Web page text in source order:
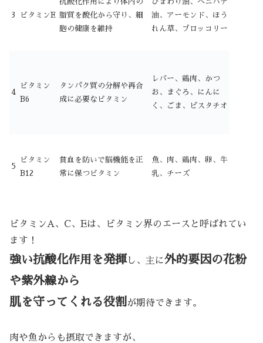
3 ビタミンE
抗酸化作用により体内の
脂質を酸化から守り、細
胞の健康を維持
ひまわり油、ベニバナ
油、アーモンド、ほう
れん草、ブロッコリー
4
ビタミン
B6
タンパク質の分解や再合
成に必要なビタミン
レバー、鶏肉、かつ
お、まぐろ、にんに
く、ごま、ピスタチオ
5
ビタミン
B12
貧血を防いで脳機能を正
常に保つビタミン
魚、肉、鶏肉、卵、牛
乳、チーズ
ビタミンA、C、Eは、ビタミン界のエースと呼ばれてい
ます！
強い抗酸化作用を発揮し、主に外的要因の花粉
や紫外線から
肌を守ってくれる役割 が期待できます。
肉や魚からも摂取できますが、